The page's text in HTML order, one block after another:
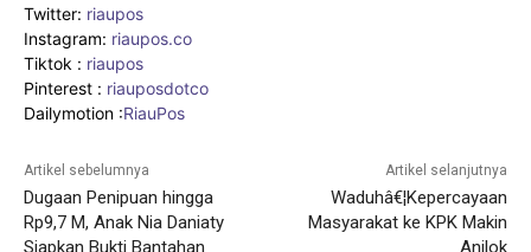
Twitter: riaupos
Instagram: riaupos.co
Tiktok : riaupos
Pinterest : riauposdotco
Dailymotion :RiauPos
Artikel sebelumnya
Dugaan Penipuan hingga
Rp9,7 M, Anak Nia Daniaty
Siapkan Bukti Bantahan
Artikel selanjutnya
Waduhâ€¦Kepercayaan
Masyarakat ke KPK Makin
Anjlok